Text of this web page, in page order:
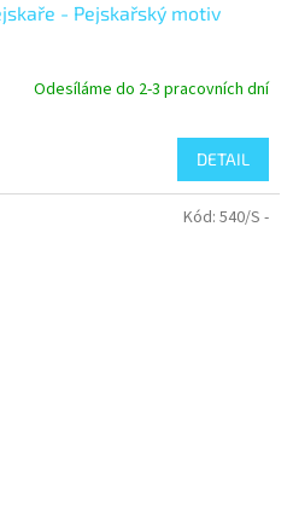
- Pejskařský motiv
Odesíláme do 2-3 pracovních dní
DETAIL
Kód: 540/S -